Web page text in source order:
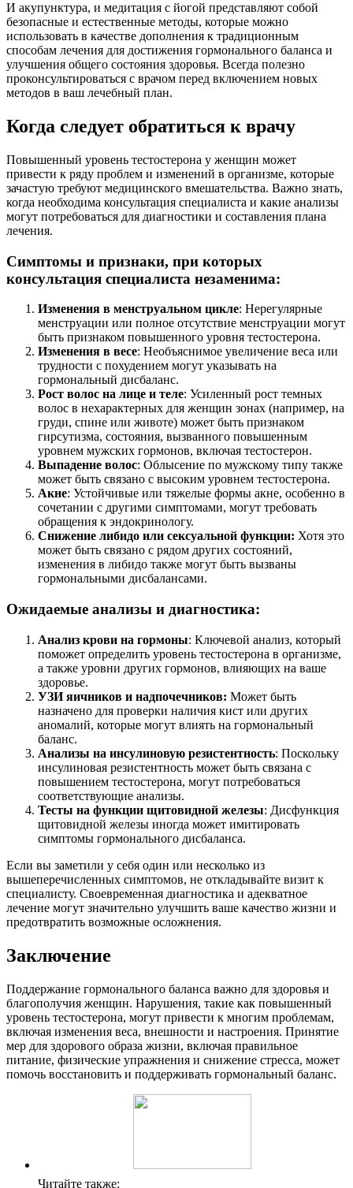
И акупунктура, и медитация с йогой представляют собой
безопасные и естественные методы, которые можно
использовать в качестве дополнения к традиционным
способам лечения для достижения гормонального баланса и
улучшения общего состояния здоровья. Всегда полезно
проконсультироваться с врачом перед включением новых
методов в ваш лечебный план.
Когда следует обратиться к врачу
Повышенный уровень тестостерона у женщин может
привести к ряду проблем и изменений в организме, которые
зачастую требуют медицинского вмешательства. Важно знать,
когда необходима консультация специалиста и какие анализы
могут потребоваться для диагностики и составления плана
лечения.
Симптомы и признаки, при которых
консультация специалиста незаменима:
Изменения в менструальном цикле: Нерегулярные
менструации или полное отсутствие менструации могут
быть признаком повышенного уровня тестостерона.
Изменения в весе: Необъяснимое увеличение веса или
трудности с похудением могут указывать на
гормональный дисбаланс.
Рост волос на лице и теле: Усиленный рост темных
волос в нехарактерных для женщин зонах (например, на
груди, спине или животе) может быть признаком
гирсутизма, состояния, вызванного повышенным
уровнем мужских гормонов, включая тестостерон.
Выпадение волос: Облысение по мужскому типу также
может быть связано с высоким уровнем тестостерона.
Акне: Устойчивые или тяжелые формы акне, особенно в
сочетании с другими симптомами, могут требовать
обращения к эндокринологу.
Снижение либидо или сексуальной функции: Хотя это
может быть связано с рядом других состояний,
изменения в либидо также могут быть вызваны
гормональными дисбалансами.
Ожидаемые анализы и диагностика:
Анализ крови на гормоны: Ключевой анализ, который
поможет определить уровень тестостерона в организме,
а также уровни других гормонов, влияющих на ваше
здоровье.
УЗИ яичников и надпочечников: Может быть
назначено для проверки наличия кист или других
аномалий, которые могут влиять на гормональный
баланс.
Анализы на инсулиновую резистентность: Поскольку
инсулиновая резистентность может быть связана с
повышением тестостерона, могут потребоваться
соответствующие анализы.
Тесты на функции щитовидной железы: Дисфункция
щитовидной железы иногда может имитировать
симптомы гормонального дисбаланса.
Если вы заметили у себя один или несколько из
вышеперечисленных симптомов, не откладывайте визит к
специалисту. Своевременная диагностика и адекватное
лечение могут значительно улучшить ваше качество жизни и
предотвратить возможные осложнения.
Заключение
Поддержание гормонального баланса важно для здоровья и
благополучия женщин. Нарушения, такие как повышенный
уровень тестостерона, могут привести к многим проблемам,
включая изменения веса, внешности и настроения. Принятие
мер для здорового образа жизни, включая правильное
питание, физические упражнения и снижение стресса, может
помочь восстановить и поддерживать гормональный баланс.
Читайте также: